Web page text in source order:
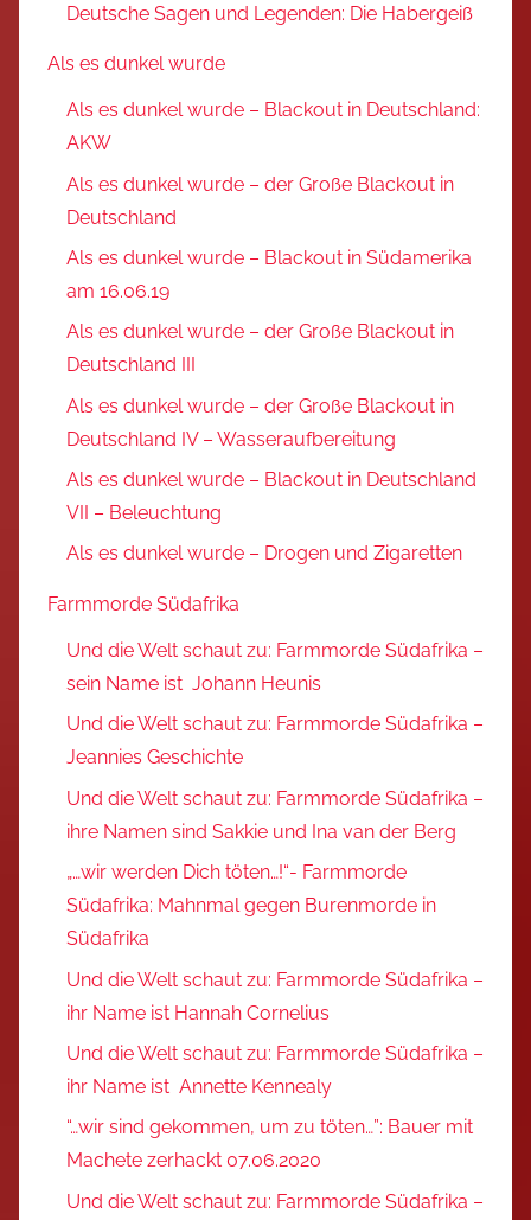
Deutsche Sagen und Legenden: Die Habergeiß
Als es dunkel wurde
Als es dunkel wurde – Blackout in Deutschland:
AKW
Als es dunkel wurde – der Große Blackout in
Deutschland
Als es dunkel wurde – Blackout in Südamerika
am 16.06.19
Als es dunkel wurde – der Große Blackout in
Deutschland III
Als es dunkel wurde – der Große Blackout in
Deutschland IV – Wasseraufbereitung
Als es dunkel wurde – Blackout in Deutschland
VII – Beleuchtung
Als es dunkel wurde – Drogen und Zigaretten
Farmmorde Südafrika
Und die Welt schaut zu: Farmmorde Südafrika –
sein Name ist Johann Heunis
Und die Welt schaut zu: Farmmorde Südafrika –
Jeannies Geschichte
Und die Welt schaut zu: Farmmorde Südafrika –
ihre Namen sind Sakkie und Ina van der Berg
„…wir werden Dich töten…!“- Farmmorde
Südafrika: Mahnmal gegen Burenmorde in
Südafrika
Und die Welt schaut zu: Farmmorde Südafrika –
ihr Name ist Hannah Cornelius
Und die Welt schaut zu: Farmmorde Südafrika –
ihr Name ist Annette Kennealy
“…wir sind gekommen, um zu töten…”: Bauer mit
Machete zerhackt 07.06.2020
Und die Welt schaut zu: Farmmorde Südafrika –